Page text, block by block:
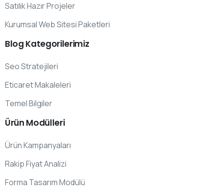
Satılık Hazır Projeler
Kurumsal Web Sitesi Paketleri
Blog Kategorilerimiz
Seo Stratejileri
Eticaret Makaleleri
Temel Bilgiler
Ürün Modülleri
Ürün Kampanyaları
Rakip Fiyat Analizi
Forma Tasarım Modülü